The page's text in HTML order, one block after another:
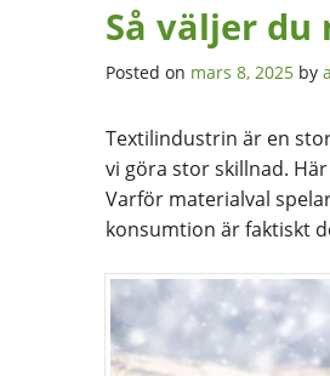
Så väljer
Posted on mars 8, 2025 by
Textilindustrin är en
vi göra stor skillnad.
Varför materialval
konsumtion är faktiskt